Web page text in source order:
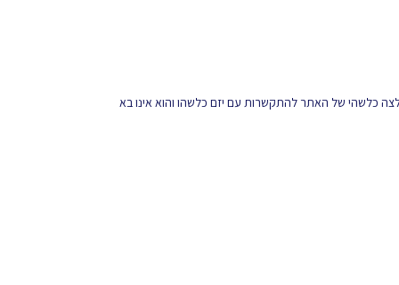
כלשהי של האתר להתקשרות עם יזם כלשהו והוא אינו בא